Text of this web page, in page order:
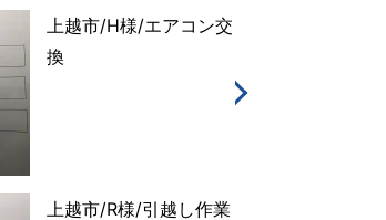
上越市/H様/エアコン交
換
上越市/R様/引越し作業